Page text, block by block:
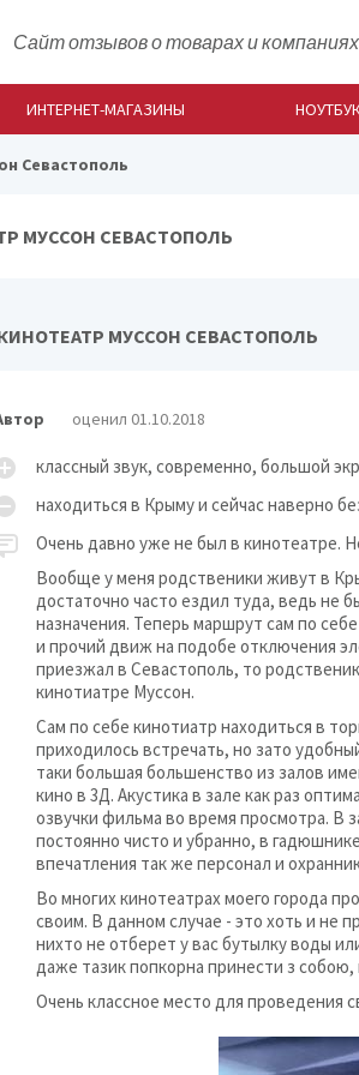
Сайт отзывов о товарах и
ИНТЕРНЕТ-МАГАЗИНЫ
Севастополь
МУССОН СЕВАСТОПОЛЬ
МУССОН СЕВАСТОПОЛЬ
оценил 01.10.2018
классный звук, современно, большой
находиться в Крыму и сейчас наверно
Очень давно уже не был в кинотеатре.
Вообще у меня родственики живут в
достаточно часто ездил туда, ведь не
назначения. Теперь маршрут сам по
и прочий движ на подобе отключения
приезжал в Севастополь, то
кинотиатре Муссон.
Сам по себе кинотиатр находиться в
приходилось встречать, но зато
таки большая большенство из залов
кино в 3Д. Акустика в зале как раз
озвучки фильма во время просмотра. В
постоянно чисто и убранно, в
впечатления так же персонал и
Во многих кинотеатрах моего города
своим. В данном случае - это хоть и не
нихто не отберет у вас бутылку воды
даже тазик попкорна принести з
Очень классное место для проведения